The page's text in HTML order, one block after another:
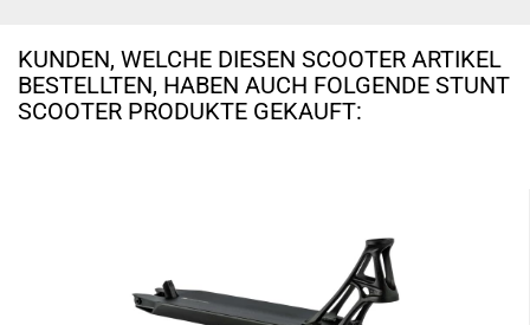
KUNDEN, WELCHE DIESEN SCOOTER ARTIKEL
BESTELLTEN, HABEN AUCH FOLGENDE STUNT
SCOOTER PRODUKTE GEKAUFT: